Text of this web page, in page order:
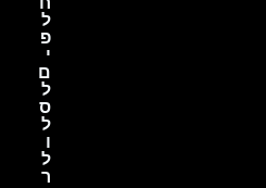
ל
פ
י
ם
ל
ס
ל
ו
ל
ר